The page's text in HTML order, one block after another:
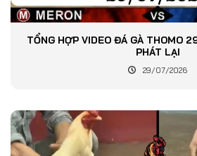
TỔNG HỢP VIDEO ĐÁ GÀ THOMO
PHÁT LẠI
29/07/2026